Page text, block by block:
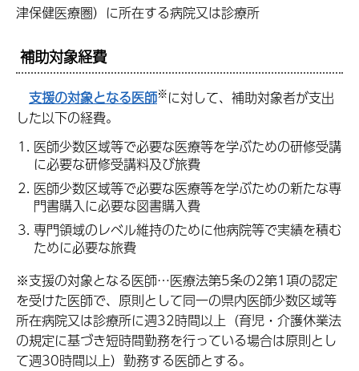
津保健医療圏）に所在する病院又は診療所
補助対象経費
支援の対象となる医師※に対して、補助対象者が支出
した以下の経費。
医師少数区域等で必要な医療等を学ぶための研修受講
に必要な研修受講料及び旅費
医師少数区域等で必要な医療等を学ぶための新たな専
門書購入に必要な図書購入費
専門領域のレベル維持のために他病院等で実績を積む
ために必要な旅費
※支援の対象となる医師…医療法第5条の2第1項の認定
を受けた医師で、原則として同一の県内医師少数区域等
所在病院又は診療所に週32時間以上（育児・介護休業法
の規定に基づき短時間勤務を行っている場合は原則とし
て週30時間以上）勤務する医師とする。